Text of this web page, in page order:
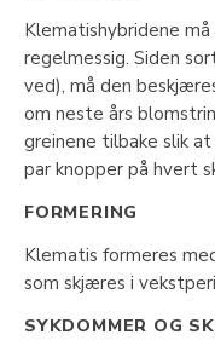
Klematishybridene
regelmessig. Siden
ved), må den
om neste års
greinene tilbake slik
par knopper på hvert
FORMERING
Klematis formeres
som skjæres i
SYKDOMMER OG